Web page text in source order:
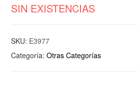
SIN EXISTENCIAS
SKU: E3977
Categoría:Otras Categorías